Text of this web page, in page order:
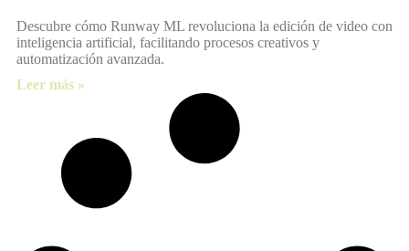
Descubre cómo Runway ML revoluciona la edición de video con
inteligencia artificial, facilitando procesos creativos y
automatización avanzada.
Leer más »